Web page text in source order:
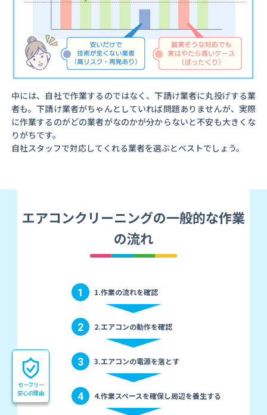
中には、自社で作業するのではなく、下請け業者に丸投げする業
者も。下請け業者がちゃんとしていれば問題ありませんが、実際
に作業するのがどの業者がなのかが分からないと不安も大きくな
りがちです。
自社スタッフで対応してくれる業者を選ぶとベストでしょう。
エアコンクリーニングの一般的な作業
の流れ
1 1.作業の流れを確認
2 2.エアコンの動作を確認
3 3.エアコンの電源を落とす
4 4.作業スペースを確保し周辺を養生する
セーフリー
安心の理由